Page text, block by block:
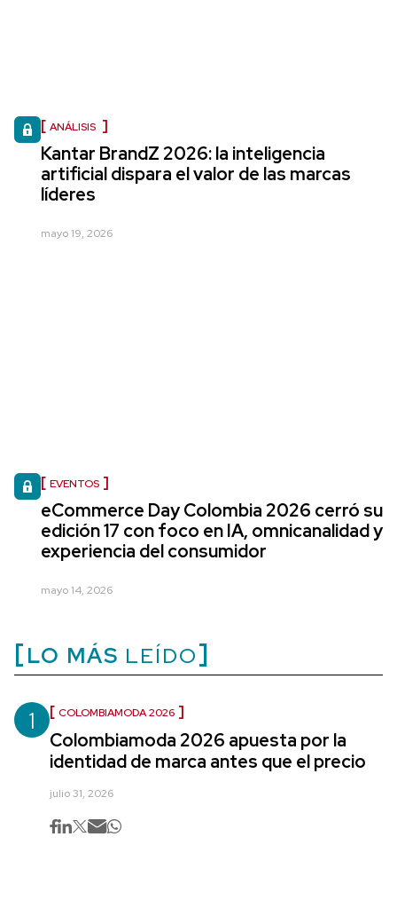
ANÁLISIS
Kantar BrandZ 2026: la inteligencia
artificial dispara el valor de las marcas
líderes
mayo 19, 2026
EVENTOS
eCommerce Day Colombia 2026 cerró su
edición 17 con foco en IA, omnicanalidad y
experiencia del consumidor
mayo 14, 2026
LO MÁS LEÍDO
1 COLOMBIAMODA 2026
Colombiamoda 2026 apuesta por la
identidad de marca antes que el precio
julio 31, 2026